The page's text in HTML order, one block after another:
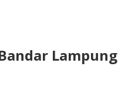
Lampung